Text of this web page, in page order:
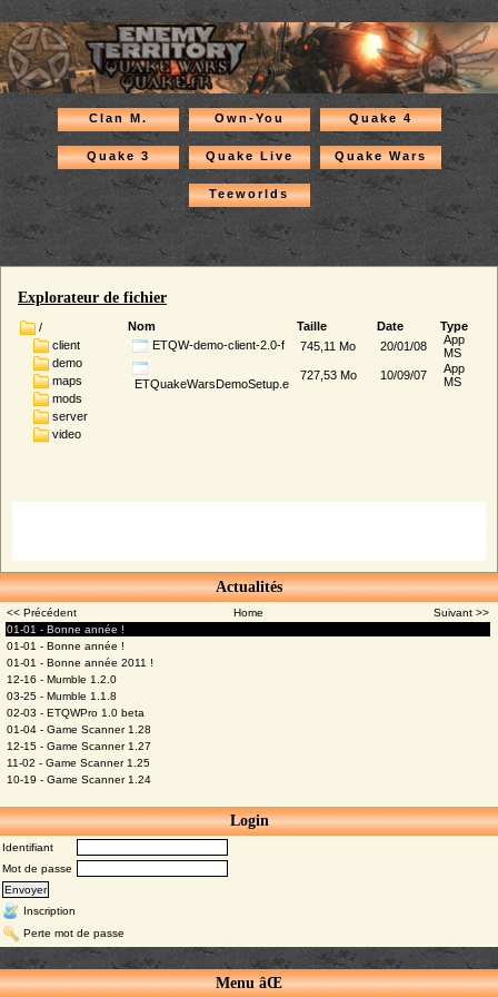
Clan M. Own-You Quake 4
Quake 3 Quake Live Quake Wars
Teeworlds
Menu âŒ
Actualités
<< Précédent Home
Suivant >>
01-01 - Bonne année !
01-01 - Bonne année !
01-01 - Bonne année 2011 !
12-16 - Mumble 1.2.0
03-25 - Mumble 1.1.8
02-03 - ETQWPro 1.0 beta
01-04 - Game Scanner 1.28
12-15 - Game Scanner 1.27
11-02 - Game Scanner 1.25
10-19 - Game Scanner 1.24
Login
Identifiant
Mot de passe
Inscription
Perte mot de passe
Explorateur de fichier
/
client
demo
maps
mods
server
video
Nom Taille Date
Type
ETQW-demo-client-2.0-f
745,11 Mo 20/01/08
App
MS
ETQuakeWarsDemoSetup.e
727,53 Mo 10/09/07
App
MS